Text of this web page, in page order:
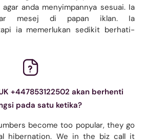
anda menyimpannya sesuai. Ia
mesej di papan iklan. Ia
ia memerlukan sedikit berhati-
+447853122502 akan berhenti
pada satu ketika?
become too popular, they go
hibernation. We in the biz call it